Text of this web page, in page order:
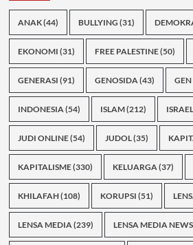
ANAK(44) BULLYING (31)
EKONOMI (31) FREE PALESTINE(50)
GENERASI (91) GENOSIDA (43) GEN
INDONESIA (54) ISLAM(212) ISRAEL
JUDI ONLINE(54) JUDOL(35)
KAPITALISME(330) KELUARGA (37)
KHILAFAH(108) KORUPSI (51)
LENSA MEDIA (239) LENSA MEDIA NEWS